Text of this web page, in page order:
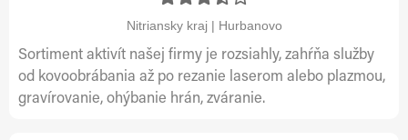
Nitriansky kraj | Hurbanovo
Sortiment aktivít našej firmy je rozsiahly, zahŕňa služby
od kovoobrábania až po rezanie laserom alebo plazmou,
gravírovanie, ohýbanie hrán, zváranie.